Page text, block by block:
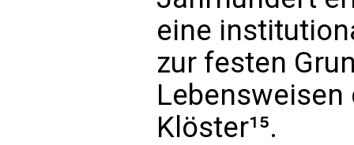
eine
zur festen
Klöster¹⁵.